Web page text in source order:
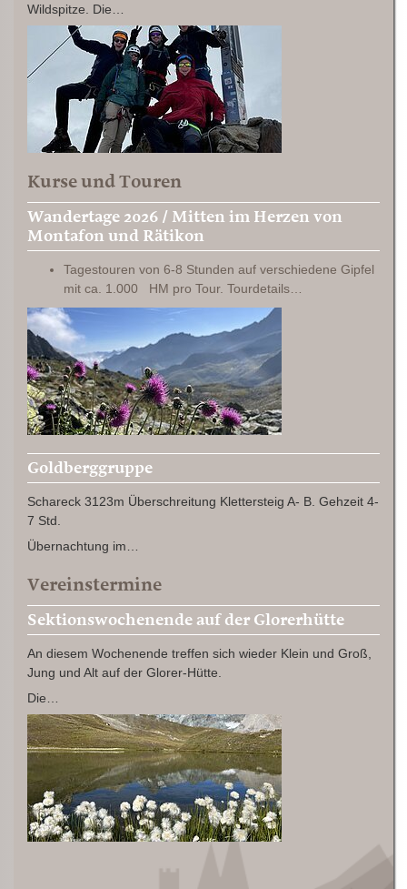
Wildspitze. Die…
Kurse und Touren
Wandertage 2026 / Mitten im Herzen von
Montafon und Rätikon
Tagestouren von 6-8 Stunden auf verschiedene Gipfel
mit ca. 1.000 HM pro Tour. Tourdetails…
Goldberggruppe
Schareck 3123m Überschreitung Klettersteig A- B. Gehzeit 4-
7 Std.
Übernachtung im…
Vereinstermine
Sektionswochenende auf der Glorerhütte
An diesem Wochenende treffen sich wieder Klein und Groß,
Jung und Alt auf der Glorer-Hütte.
Die…